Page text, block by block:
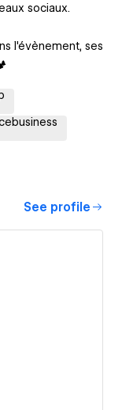
sociaux.
l'évènement, ses
See profile